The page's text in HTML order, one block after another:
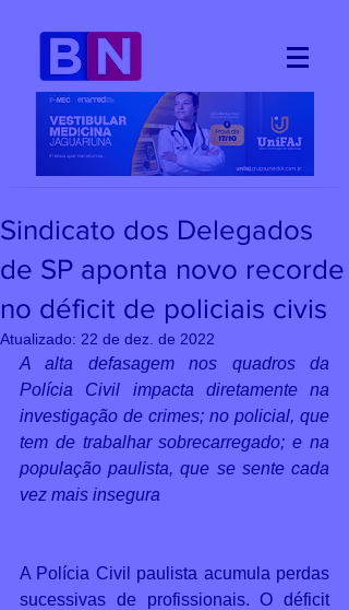
Sindicato dos Delegados
de SP aponta novo recorde
no déficit de policiais civis
Atualizado: 22 de dez. de 2022
A alta defasagem nos quadros da
Polícia Civil impacta diretamente na
investigação de crimes; no policial, que
tem de trabalhar sobrecarregado; e na
população paulista, que se sente cada
vez mais insegura
A Polícia Civil paulista acumula perdas
sucessivas de profissionais. O déficit